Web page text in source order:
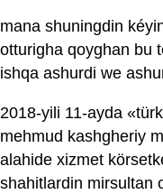
mana shuningdin
otturigha qoyghan bu
ishqa ashurdi we
2018-yili 11-ayda
mehmud kashgheriy
alahide xizmet
shahitlardin mirsultan